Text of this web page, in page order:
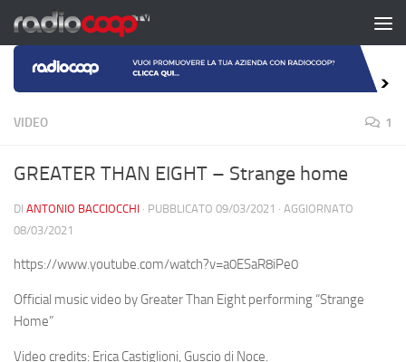
Salta al contenuto
VIDEO 1
GREATER THAN EIGHT – Strange home
DI ANTONIO BACCIOCCHI · PUBBLICATO 09/03/2021 · AGGIORNATO
08/03/2021
https://www.youtube.com/watch?v=a0ESaR8iPe0
Official music video by Greater Than Eight performing “Strange
Home”
Video credits: Erica Castiglioni, Guscio di Noce.